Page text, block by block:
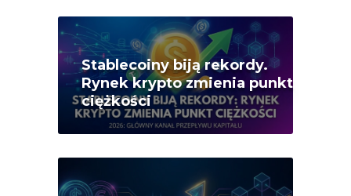
Stablecoiny biją rekordy.
Rynek krypto zmienia punkt
ciężkości